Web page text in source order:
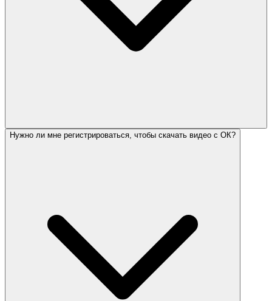
Нужно ли мне регистрироваться, чтобы скачать видео с ОК?